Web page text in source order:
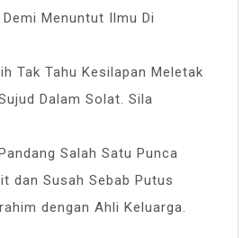
Menuntut Ilmu Di
Tak Tahu Kesilapan Meletak
Dalam Solat. Sila
Salah Satu Punca
dan Susah Sebab Putus
dengan Ahli Keluarga.